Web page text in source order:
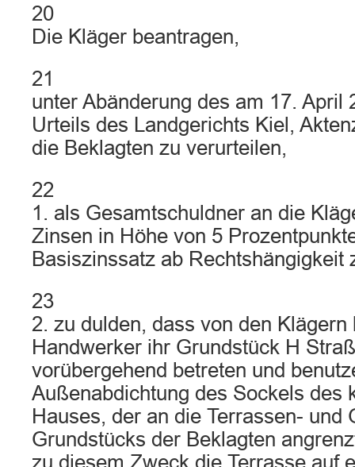
20
Die Kläger beantragen,
21
unter Abänderung des am 17. April
Urteils des Landgerichts Kiel,
die Beklagten zu verurteilen,
22
1. als Gesamtschuldner an die
Zinsen in Höhe von 5
Basiszinssatz ab Rechtshängigkeit
23
2. zu dulden, dass von den Klägern
Handwerker ihr Grundstück H
vorübergehend betreten und
Außenabdichtung des Sockels des
Hauses, der an die Terrassen- und
Grundstücks der Beklagten
zu diesem Zweck die Terrasse auf